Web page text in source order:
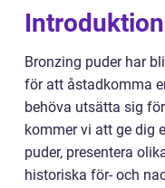
Bronzing puder har
för att åstadkomma
behöva utsätta sig
kommer vi att ge dig
puder, presentera
historiska för- och